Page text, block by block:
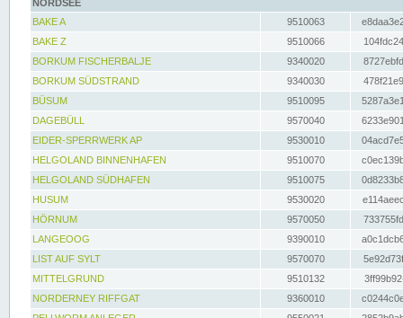
NORDSEE
BAKE A
9510063
BAKE Z
9510066
BORKUM FISCHERBALJE
9340020
BORKUM SÜDSTRAND
9340030
BÜSUM
9510095
DAGEBÜLL
9570040
EIDER-SPERRWERK AP
9530010
HELGOLAND BINNENHAFEN
9510070
HELGOLAND SÜDHAFEN
9510075
HUSUM
9530020
HÖRNUM
9570050
LANGEOOG
9390010
LIST AUF SYLT
9570070
MITTELGRUND
9510132
NORDERNEY RIFFGAT
9360010